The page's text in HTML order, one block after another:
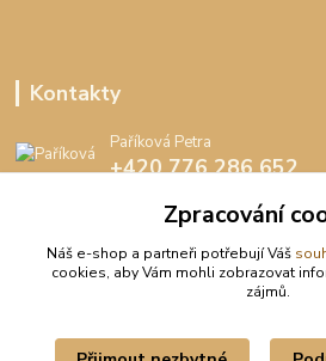
Kontakty
Paříková Petra
+420 776 286 652
Zpracování
Náš e-shop a partneři potřebují Váš
cookies, aby Vám mohli zobrazovat
zájmů.